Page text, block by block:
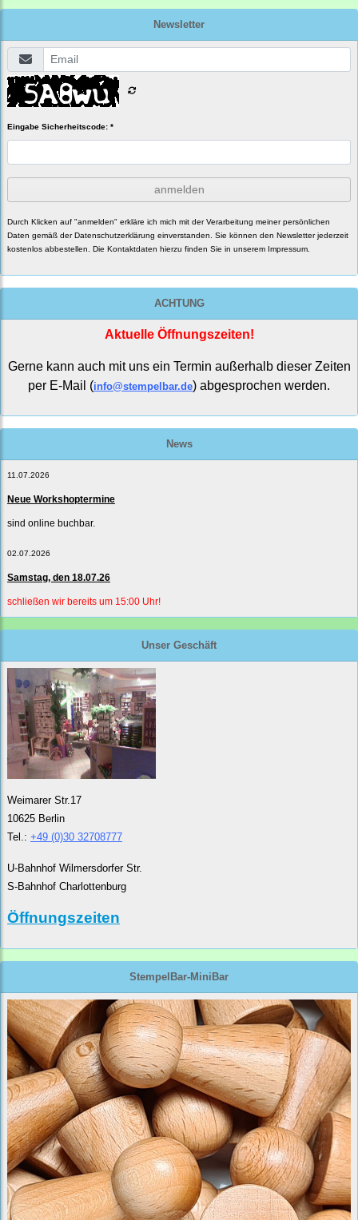
Newsletter
Eingabe Sicherheitscode: *
anmelden
Durch Klicken auf "anmelden" erkläre ich mich mit der Verarbeitung meiner persönlichen
Daten gemäß derDatenschutzerklärung einverstanden. Sie können den Newsletter jederzeit
kostenlos abbestellen. Die Kontaktdaten hierzu finden Sie in unserem Impressum.
ACHTUNG
Aktuelle Öffnungszeiten!
Gerne kann auch mit uns ein Termin außerhalb dieser Zeiten
per E-Mail (info@stempelbar.de) abgesprochen werden.
News
11.07.2026
Neue Workshoptermine
sind online buchbar.
02.07.2026
Samstag, den 18.07.26
schließen wir bereits um 15:00 Uhr!
Unser Geschäft
Weimarer Str.17
10625 Berlin
Tel.: +49 (0)30 32708777
U-Bahnhof Wilmersdorfer Str.
S-Bahnhof Charlottenburg
Öffnungszeiten
StempelBar-MiniBar